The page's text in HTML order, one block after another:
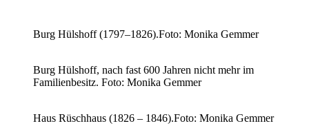
Burg Hülshoff (1797–1826).Foto: Monika Gemmer
Burg Hülshoff, nach fast 600 Jahren nicht mehr im
Familienbesitz. Foto: Monika Gemmer
Haus Rüschhaus (1826 – 1846).Foto: Monika Gemmer